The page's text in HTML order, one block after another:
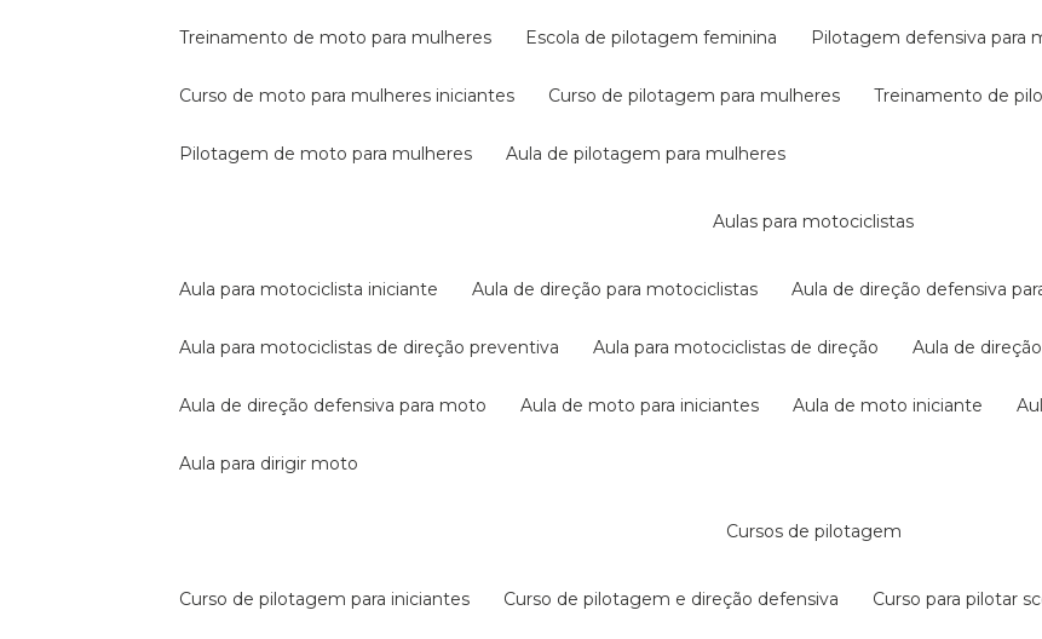
treinamento de moto para mulheres escola de pilotagem feminina pilotagem defensiva para
curso de moto para mulheres iniciantes curso de pilotagem para mulheres treinamento de
pilotagem de moto para mulheres aula de pilotagem para mulheres
aulas para motociclistas
aula para motociclista iniciante aula de direção para motociclistas aula de direção defensiva
aula para motociclistas de direção preventiva aula para motociclistas de direção aula de
aula de direção defensiva para moto aula de moto para iniciantes aula de moto iniciante
aula para dirigir moto
cursos de pilotagem
curso de pilotagem para iniciantes curso de pilotagem e direção defensiva curso para pilotar